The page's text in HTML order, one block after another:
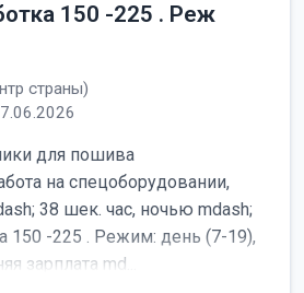
150 -225 . Реж
страны)
для пошива
на спецоборудовании,
38 шек. час, ночью mdash;
150 -225 . Режим: день (7-19),
зарплата md...